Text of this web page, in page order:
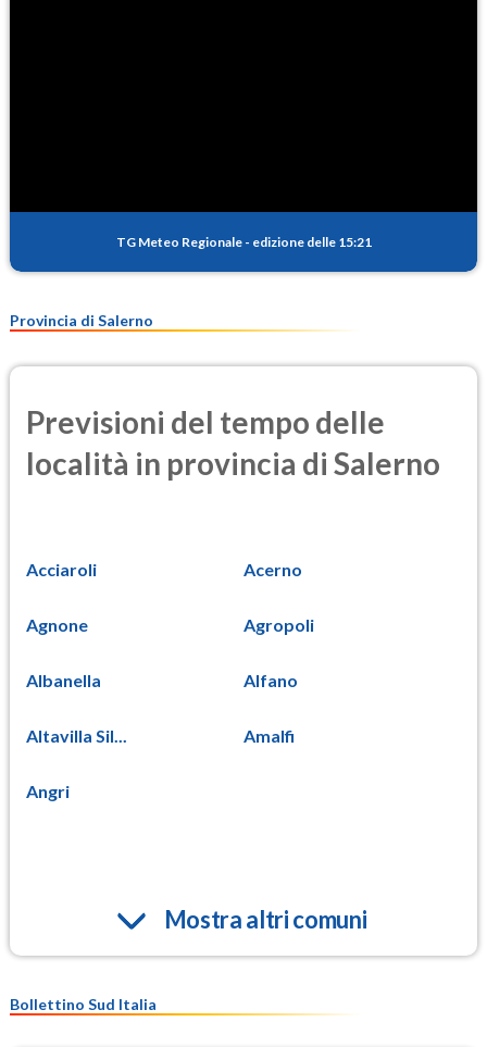
TG Meteo Regionale - edizione delle 15:21
Provincia di Salerno
Previsioni del tempo delle
località in provincia di Salerno
Acciaroli Acerno
Agnone Agropoli
Albanella Alfano
Altavilla Sil... Amalfi
Angri
Mostra altri comuni
Bollettino Sud Italia